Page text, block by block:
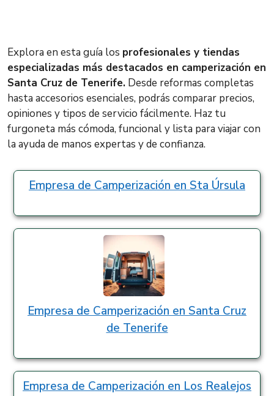
Explora en esta guía los profesionales y tiendas
especializadas más destacados en camperización en
Santa Cruz de Tenerife. Desde reformas completas
hasta accesorios esenciales, podrás comparar precios,
opiniones y tipos de servicio fácilmente. Haz tu
furgoneta más cómoda, funcional y lista para viajar con
la ayuda de manos expertas y de confianza.
Empresa de Camperización en Sta Úrsula
Empresa de Camperización en Santa Cruz
de Tenerife
Empresa de Camperización en Los Realejos